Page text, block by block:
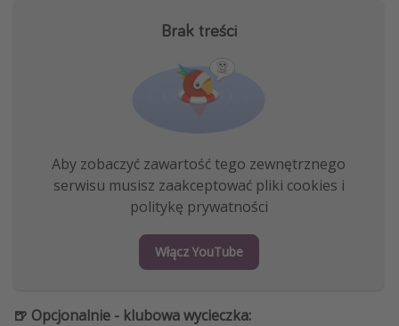
Brak treści
Aby zobaczyć zawartość tego zewnętrznego
serwisu musisz zaakceptować pliki cookies i
politykę prywatności
Włącz YouTube
🍺 Opcjonalnie - klubowa wycieczka: